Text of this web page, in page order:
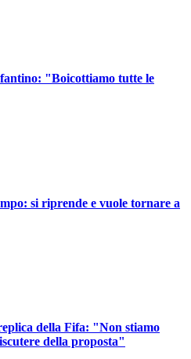
"Boicottiamo tutte le
si riprende e vuole tornare a
della Fifa: "Non stiamo
della proposta"